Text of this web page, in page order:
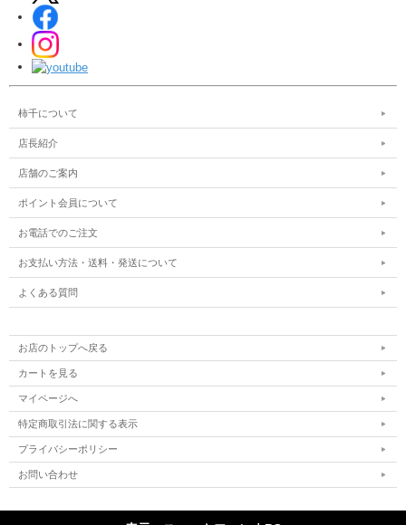
柿千について
店長紹介
店舗のご案内
ポイント会員について
お電話でのご注文
お支払い方法・送料・発送について
よくある質問
お店のトップへ戻る
カートを見る
マイページへ
特定商取引法に関する表示
プライバシーポリシー
お問い合わせ